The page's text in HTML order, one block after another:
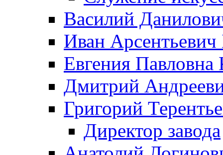
Василий
Иван
Евгения Павловна
Дмитрий
Григорий
Директор завода